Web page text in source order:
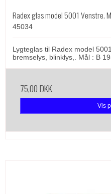
Radex glas model 5001 Venstre.
45034
Lygteglas til Radex model
bremselys, blinklys,. Mål : B
75,00 DKK
Vis